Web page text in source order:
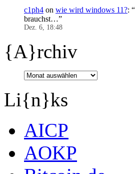
c1ph4 on wie wird windows 11?: “
brauchst…”
Dez. 6, 18:48
{A}rchiv
Li{n}ks
AICP
AOKP